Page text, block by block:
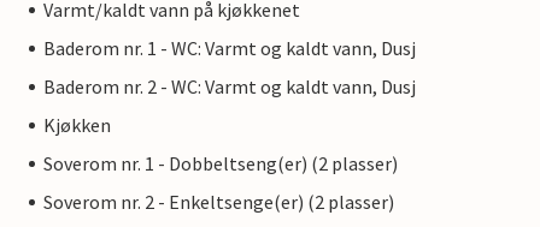
Varmt/kaldt vann på kjøkkenet
Baderom nr. 1 - WC: Varmt og kaldt vann, Dusj
Baderom nr. 2 - WC: Varmt og kaldt vann, Dusj
Kjøkken
Soverom nr. 1 - Dobbeltseng(er) (2 plasser)
Soverom nr. 2 - Enkeltsenge(er) (2 plasser)